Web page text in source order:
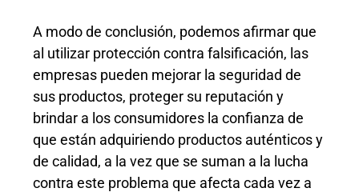
A modo de conclusión, podemos afirmar que
al utilizar protección contra falsificación, las
empresas pueden mejorar la seguridad de
sus productos, proteger su reputación y
brindar a los consumidores la confianza de
que están adquiriendo productos auténticos y
de calidad, a la vez que se suman a la lucha
contra este problema que afecta cada vez a